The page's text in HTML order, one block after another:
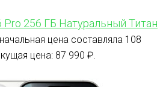
Pro 256 ГБ Натуральный Титан
цена составляла 108
цена: 87 990 ₽.